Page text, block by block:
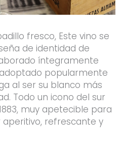
fresco, Este vino se
de identidad de
íntegramente
popularmente
al ser su blanco más
Todo un icono del sur
muy apetecible para
refrescante y